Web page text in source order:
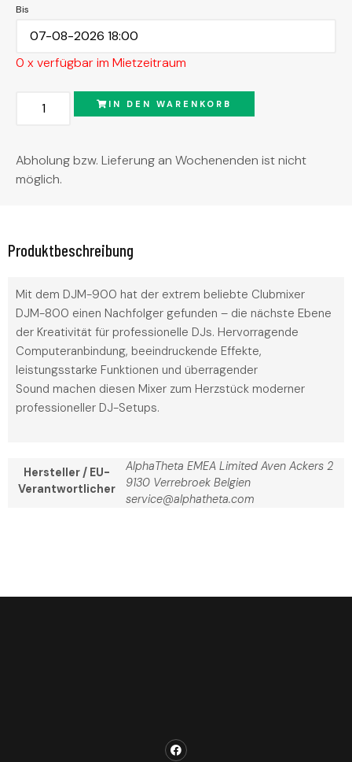
Bis
0 x verfügbar im Mietzeitraum
IN DEN WARENKORB
Abholung bzw. Lieferung an Wochenenden ist nicht
möglich.
Produktbeschreibung
Mit dem DJM-900 hat der extrem beliebte Clubmixer
DJM-800 einen Nachfolger gefunden – die nächste Ebene
der Kreativität für professionelle DJs. Hervorragende
Computeranbindung, beeindruckende Effekte,
leistungsstarke Funktionen und überragender
Sound machen diesen Mixer zum Herzstück moderner
professioneller DJ-Setups.
Hersteller / EU-
Verantwortlicher
AlphaTheta EMEA Limited Aven Ackers 2
9130 Verrebroek Belgien
service@alphatheta.com